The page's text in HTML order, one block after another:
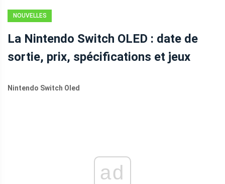
NOUVELLES
La Nintendo Switch OLED : date de
sortie, prix, spécifications et jeux
Nintendo Switch Oled
ad